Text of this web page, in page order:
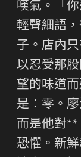
嘆氣。「
輕聲細語
子。店內
以忍受那
望的味道
是：零。
而是他對**
恐懼。新